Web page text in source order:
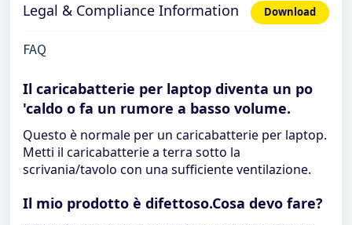
Legal & Compliance Information Download
FAQ
Il caricabatterie per laptop diventa un po
'caldo o fa un rumore a basso volume.
Questo è normale per un caricabatterie per laptop.
Metti il ​​caricabatterie a terra sotto la
scrivania/tavolo con una sufficiente ventilazione.
Il mio prodotto è difettoso.Cosa devo fare?